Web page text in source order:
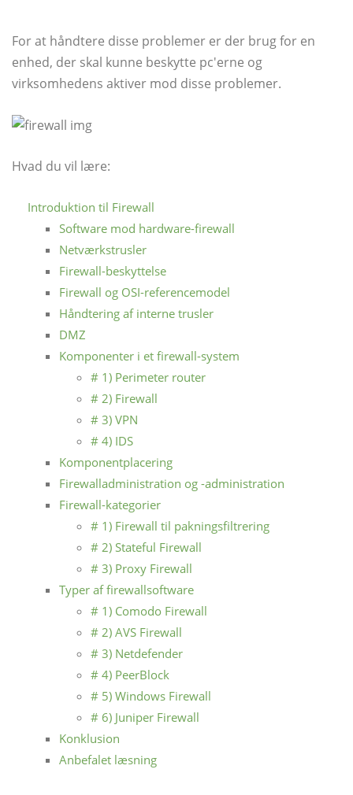
For at håndtere disse problemer er der brug for en
enhed, der skal kunne beskytte pc'erne og
virksomhedens aktiver mod disse problemer.
Hvad du vil lære:
Introduktion til Firewall
Software mod hardware-firewall
Netværkstrusler
Firewall-beskyttelse
Firewall og OSI-referencemodel
Håndtering af interne trusler
DMZ
Komponenter i et firewall-system
# 1) Perimeter router
# 2) Firewall
# 3) VPN
# 4) IDS
Komponentplacering
Firewalladministration og -administration
Firewall-kategorier
# 1) Firewall til pakningsfiltrering
# 2) Stateful Firewall
# 3) Proxy Firewall
Typer af firewallsoftware
# 1) Comodo Firewall
# 2) AVS Firewall
# 3) Netdefender
# 4) PeerBlock
# 5) Windows Firewall
# 6) Juniper Firewall
Konklusion
Anbefalet læsning